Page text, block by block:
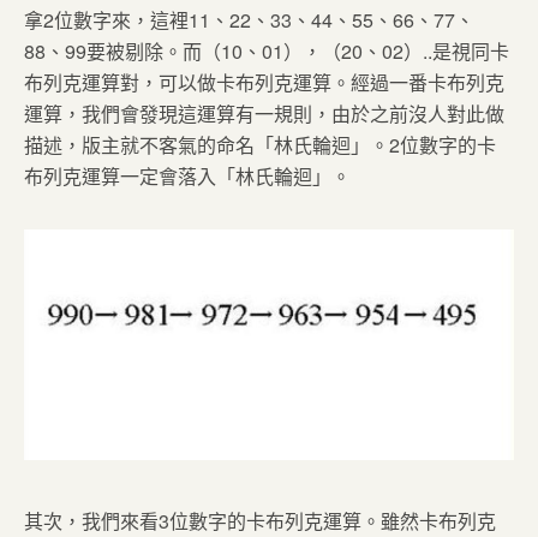
拿2位數字來，這裡11、22、33、44、55、66、77、
88、99要被剔除。而（10、01），（20、02）..是視同卡
布列克運算對，可以做卡布列克運算。經過一番卡布列克
運算，我們會發現這運算有一規則，由於之前沒人對此做
描述，版主就不客氣的命名「林氏輪迴」。2位數字的卡
布列克運算一定會落入「林氏輪迴」。
其次，我們來看3位數字的卡布列克運算。雖然卡布列克